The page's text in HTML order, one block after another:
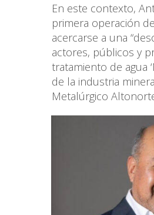
En este contexto,
primera operación
acercarse a una
actores, públicos y
tratamiento de agua
de la industria
Metalúrgico